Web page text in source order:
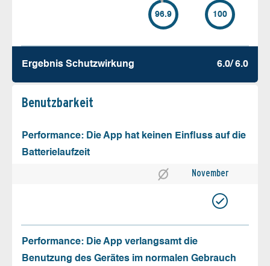
96.9 100
Ergebnis Schutz­wirkung 6.0/ 6.0
Benutz­barkeit
Performance: Die App hat keinen Einfluss auf die
Batterielaufzeit
November
Performance: Die App verlangsamt die
Benutzung des Gerätes im normalen Gebrauch